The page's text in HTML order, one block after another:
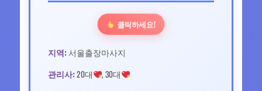
클릭하세요!
지역: 서울출장마사지
관리사: 20대 , 30대